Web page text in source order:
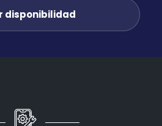
disponibilidad